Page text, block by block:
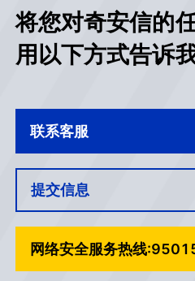
将您对奇安信的
用以下方式告诉
联系客服
提交信息
网络安全服务热线